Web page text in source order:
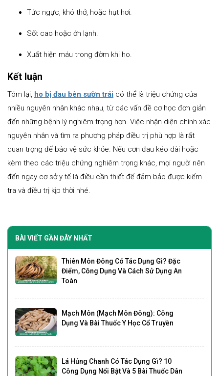
Tức ngực, khó thở, hoặc hụt hơi.
Sốt cao hoặc ớn lạnh.
Xuất hiện máu trong đờm khi ho.
Kết luận
Tóm lại, ho bị đau bên sườn trái có thể là triệu chứng của
nhiều nguyên nhân khác nhau, từ các vấn đề cơ học đơn giản
đến những bệnh lý nghiêm trọng hơn. Việc nhận diện chính xác
nguyên nhân và tìm ra phương pháp điều trị phù hợp là rất
quan trọng để bảo vệ sức khỏe. Nếu cơn đau kéo dài hoặc
kèm theo các triệu chứng nghiêm trọng khác, mọi người nên
đến ngay cơ sở y tế là điều cần thiết để đảm bảo được kiểm
tra và điều trị kịp thời nhé.
BÀI VIẾT GẦN ĐÂY NHẤT
Thiên Môn Đông Có Tác Dụng Gì? Đặc
Điểm, Công Dụng Và Cách Sử Dụng An
Toàn
Mạch Môn (Mạch Môn Đông): Công
Dụng Và Bài Thuốc Y Học Cổ Truyền
Lá Húng Chanh Có Tác Dụng Gì? 10
Công Dụng Nổi Bật Và 5 Bài Thuốc Dân